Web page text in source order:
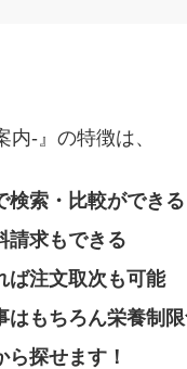
内‐』の特徴は、
検索・比較ができる
請求もできる
ば注文取次も可能
はもちろん栄養制
探せます！